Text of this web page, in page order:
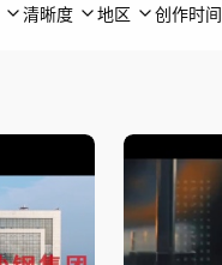
清晰度 地区 创作时间